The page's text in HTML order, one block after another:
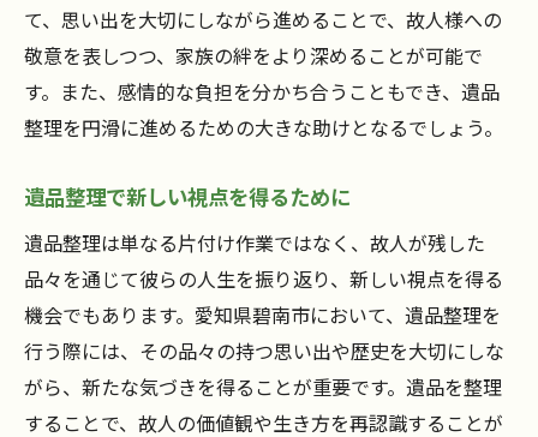
愛知県碧南市で遺品整理を依頼するメリット
地域密着型のサービスの魅力
碧南市ならではの安心な遺品整理
専門家による効率的な整理のサポート
地域の特性を活かした整理方法
碧南市の遺品整理で得られる心の平穏
遺品整理で新たな一歩を踏み出す心温まるプロ
セス
心温まるサポートがもたらす新たな始まり
遺品整理から得られる心の成長
て、思い出を大切にしながら進めることで、故人様への
敬意を表しつつ、家族の絆をより深めることが可能で
す。また、感情的な負担を分かち合うこともでき、遺品
整理を円滑に進めるための大きな助けとなるでしょう。
遺品整理で新しい視点を得るために
遺品整理は単なる片付け作業ではなく、故人が残した
品々を通じて彼らの人生を振り返り、新しい視点を得る
機会でもあります。愛知県碧南市において、遺品整理を
行う際には、その品々の持つ思い出や歴史を大切にしな
がら、新たな気づきを得ることが重要です。遺品を整理
することで、故人の価値観や生き方を再認識することが